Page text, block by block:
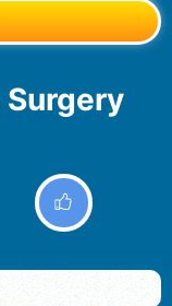
Surgery